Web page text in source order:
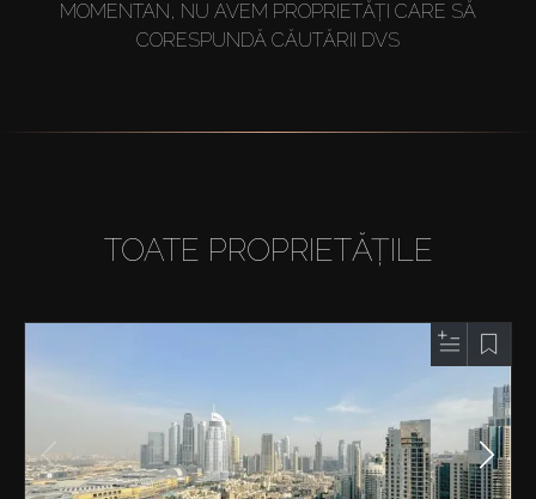
MOMENTAN, NU AVEM PROPRIETĂȚI CARE SĂ
CORESPUNDĂ CĂUTĂRII DVS
TOATE PROPRIETĂȚILE